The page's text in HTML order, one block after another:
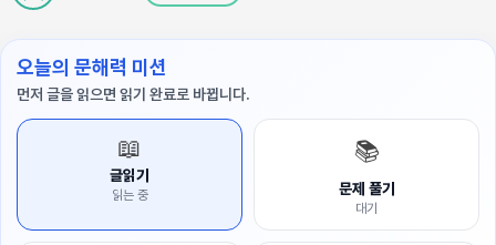
오늘의 문해력 미션
먼저 글을 읽으면 읽기 완료로 바뀝니다.
📖
글읽기
읽는 중
📚
문제 풀기
대기